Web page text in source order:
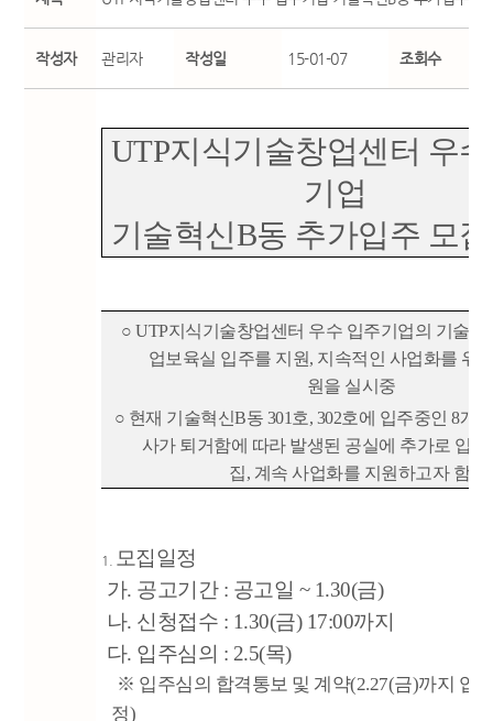
작성자 관리자 작성일 15-01-07 조회수
UTP지식기술창업센터 우
기업
기술혁신B동 추가입주 모
○ UTP지식기술창업센터 우수 입주기업의 기술혁
업보육실 입주를 지원, 지속적인 사업화를 위
원을 실시중
○ 현재 기술혁신B동 301호, 302호에 입주중인 8개
사가 퇴거함에 따라 발생된 공실에 추가로 입
집, 계속 사업화를 지원하고자 함.
1.
모집일정
가. 공고기간 : 공고일 ~ 1.30(금)
나. 신청접수 : 1.30(금) 17:00까지
다. 입주심의 : 2.5(목)
※ 입주심의 합격통보 및 계약(2.27(금)까지 입
정)